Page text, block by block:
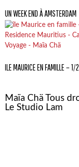
UN WEEK END À AMSTERDAM
ILE MAURICE EN FAMILLE – 1/2
Maïa Chä Tous
Le Studio Lam